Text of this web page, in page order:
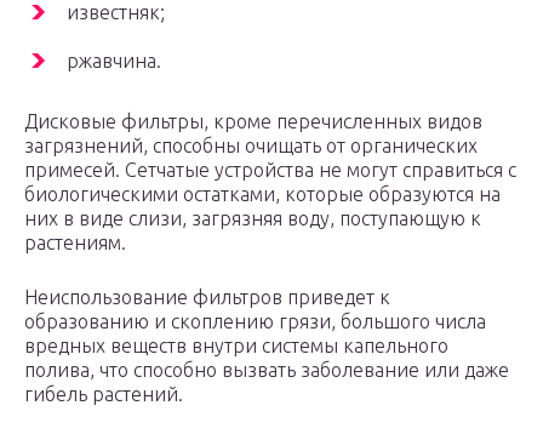
известняк;
ржавчина.
Дисковые фильтры, кроме перечисленных видов
загрязнений, способны очищать от органических
примесей. Сетчатые устройства не могут справиться с
биологическими остатками, которые образуются на
них в виде слизи, загрязняя воду, поступающую к
растениям.
Неиспользование фильтров приведет к
образованию и скоплению грязи, большого числа
вредных веществ внутри системы капельного
полива, что способно вызвать заболевание или даже
гибель растений.